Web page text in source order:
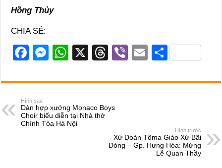
Hồng Thủy
CHIA SẺ:
F
c
e
b
o
M
ss
n
g
W
at
s
A
p
X
T
e
d
s
Vi
er
E
ail
S
ar
Hình sau
Dàn hợp xướng Monaco Boys
Choir biểu diễn tại Nhà thờ
Chính Tòa Hà Nội
Hình trước
Xứ Đoàn Tôma Giáo Xứ Bãi
Dòng – Gp. Hưng Hóa: Mừng
Lễ Quan Thầy